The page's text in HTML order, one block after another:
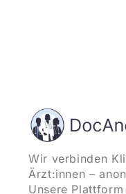
Wir verbinden
Ärzt:innen –
Unsere